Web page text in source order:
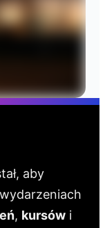
aby
, kursów i